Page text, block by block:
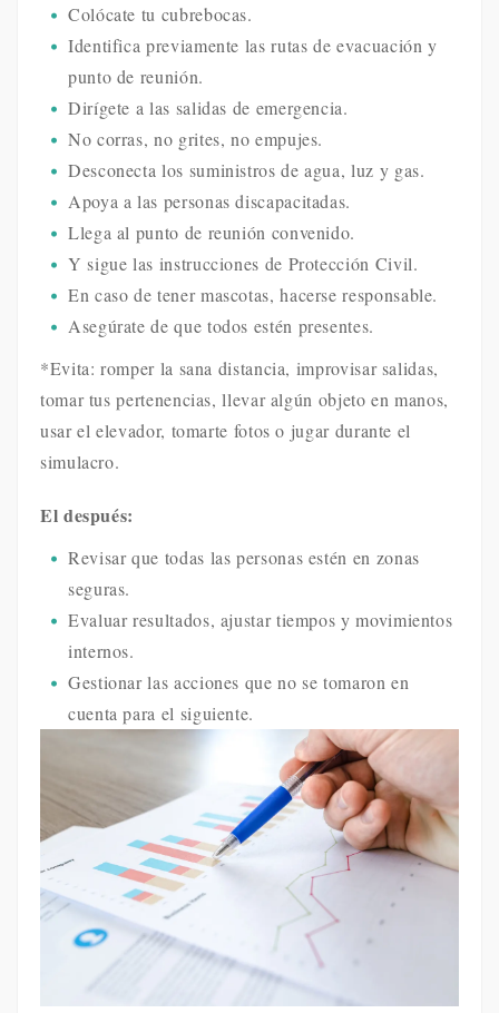
Colócate tu cubrebocas.
Identifica previamente las rutas de evacuación y
punto de reunión.
Dirígete a las salidas de emergencia.
No corras, no grites, no empujes.
Desconecta los suministros de agua, luz y gas.
Apoya a las personas discapacitadas.
Llega al punto de reunión convenido.
Y sigue las instrucciones de Protección Civil.
En caso de tener mascotas, hacerse responsable.
Asegúrate de que todos estén presentes.
*Evita: romper la sana distancia, improvisar salidas,
tomar tus pertenencias, llevar algún objeto en manos,
usar el elevador, tomarte fotos o jugar durante el
simulacro.
El después:
Revisar que todas las personas estén en zonas
seguras.
Evaluar resultados, ajustar tiempos y movimientos
internos.
Gestionar las acciones que no se tomaron en
cuenta para el siguiente.